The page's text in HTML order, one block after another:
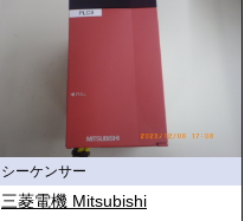
シーケンサー
三菱電機 Mitsubishi